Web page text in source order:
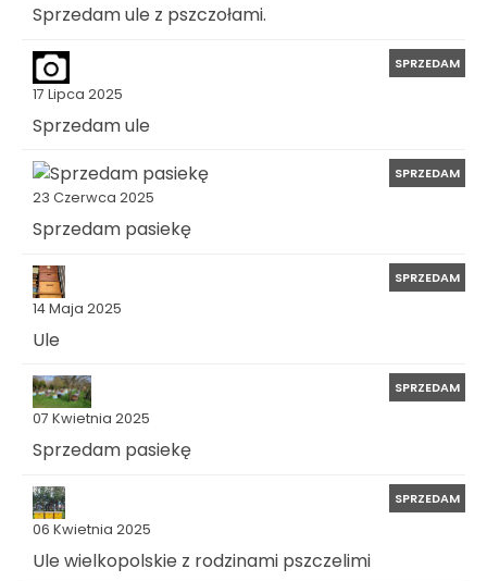
Sprzedam ule z pszczołami.
17 Lipca 2025
SPRZEDAM
Sprzedam ule
23 Czerwca 2025
SPRZEDAM
Sprzedam pasiekę
14 Maja 2025
SPRZEDAM
Ule
07 Kwietnia 2025
SPRZEDAM
Sprzedam pasiekę
06 Kwietnia 2025
SPRZEDAM
Ule wielkopolskie z rodzinami pszczelimi